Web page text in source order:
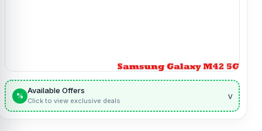
%
Available Offers
Click to view exclusive deals v